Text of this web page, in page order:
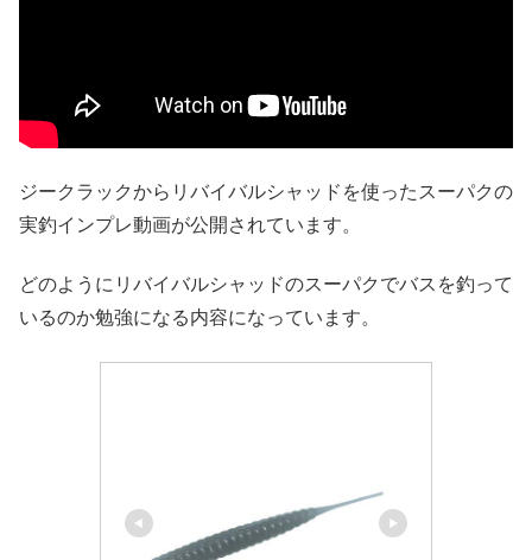
ジークラックからリバイバルシャッドを使ったスーパクの
実釣インプレ動画が公開されています。
どのようにリバイバルシャッドのスーパクでバスを釣って
いるのか勉強になる内容になっています。